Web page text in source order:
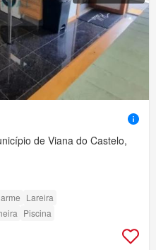
de Viana do Castelo,
Lareira
Piscina